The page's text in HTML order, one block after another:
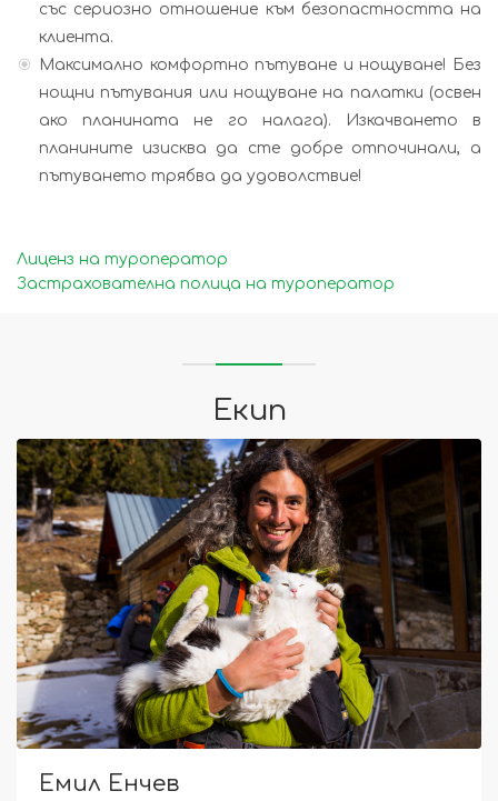
със сериозно отношение към безопастността на
клиента.
Максимално комфортно пътуване и нощуване! Без
нощни пътувания или нощуване на палатки (освен
ако планината не го налага). Изкачването в
планините изисква да сте добре отпочинали, а
пътуването трябва да удоволствие!
Лиценз на туроператор
Застрахователна полица на туроператор
Екип
Емил Енчев